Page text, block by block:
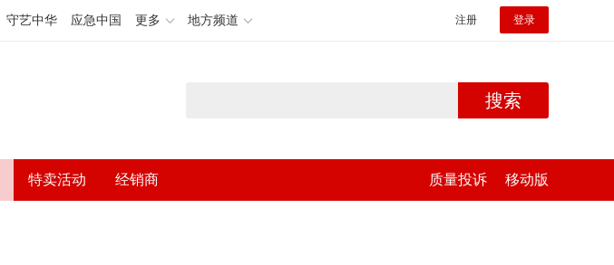
守艺中华 应急中国 更多 地方频道 注册 登录
搜索
特卖活动 经销商 质量投诉 移动版